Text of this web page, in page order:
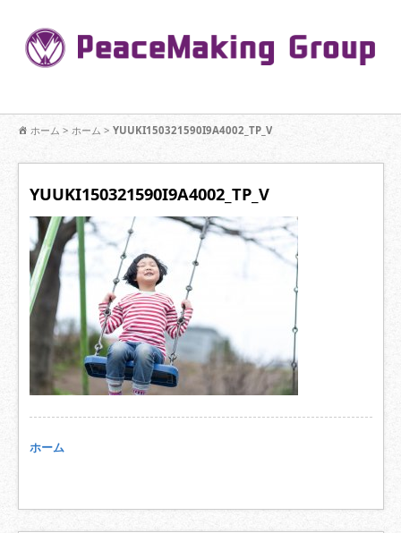
【公式】PeaceMaking Groupはお客様には一対一で向き合い、ご家族
を意図したコミュニケーションを大切にし【家族の絆】に寄り添いま
ホーム > ホーム > YUUKI150321590I9A4002_TP_V
YUUKI150321590I9A4002_TP_V
ホーム